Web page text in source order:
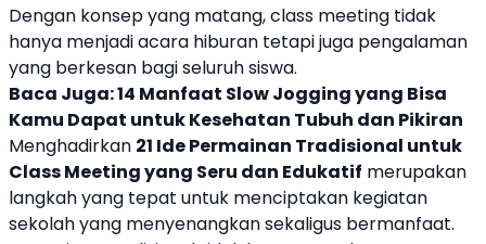
Dengan konsep yang matang, class meeting tidak
hanya menjadi acara hiburan tetapi juga pengalaman
yang berkesan bagi seluruh siswa.
Baca Juga:14 Manfaat Slow Jogging yang Bisa
Kamu Dapat untuk Kesehatan Tubuh dan Pikiran
Menghadirkan 21 Ide Permainan Tradisional untuk
Class Meeting yang Seru dan Edukatif merupakan
langkah yang tepat untuk menciptakan kegiatan
sekolah yang menyenangkan sekaligus bermanfaat.